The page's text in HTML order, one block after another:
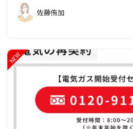
佐藤侑加